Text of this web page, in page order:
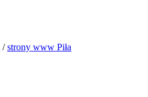
/ strony www Piła